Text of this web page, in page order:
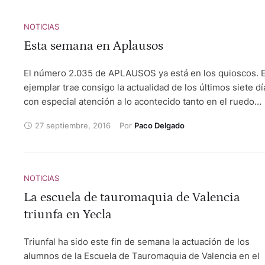
NOTICIAS
Esta semana en Aplausos
El número 2.035 de APLAUSOS ya está en los quioscos.
ejemplar trae consigo la actualidad de los últimos siete
con especial atención a lo acontecido tanto en el ruedo
analiza al detalle así como el final del abono en Logroño y
27 septiembre, 2016 Por Paco Delgado
NOTICIAS
La escuela de tauromaquia de Valencia
triunfa en Yecla
Triunfal ha sido este fin de semana la actuación de los
alumnos de la Escuela de Tauromaquia de Valencia en el